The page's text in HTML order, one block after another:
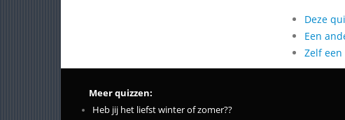
Deze
Een
Zelf
Meer quizzen:
Heb jij het liefst winter of zomer??